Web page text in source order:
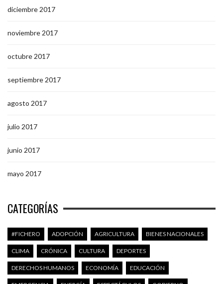
diciembre 2017
noviembre 2017
octubre 2017
septiembre 2017
agosto 2017
julio 2017
junio 2017
mayo 2017
CATEGORÍAS
#FICHERO ADOPCIÓN AGRICULTURA BIENES NACIONALES
CLIMA CRÓNICA CULTURA DEPORTES
DERECHOS HUMANOS ECONOMÍA EDUCACIÓN